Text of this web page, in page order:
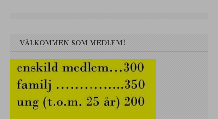
VÄLKOMMEN SOM MEDLEM!